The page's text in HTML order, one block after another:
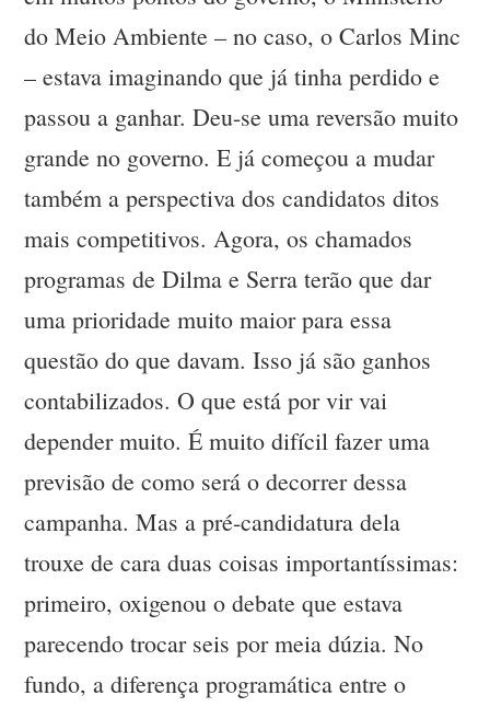
do Meio Ambiente – no caso, o Carlos Minc
– estava imaginando que já tinha perdido e
passou a ganhar. Deu-se uma reversão muito
grande no governo. E já começou a mudar
também a perspectiva dos candidatos ditos
mais competitivos. Agora, os chamados
programas de Dilma e Serra terão que dar
uma prioridade muito maior para essa
questão do que davam. Isso já são ganhos
contabilizados. O que está por vir vai
depender muito. É muito difícil fazer uma
previsão de como será o decorrer dessa
campanha. Mas a pré-candidatura dela
trouxe de cara duas coisas importantíssimas:
primeiro, oxigenou o debate que estava
parecendo trocar seis por meia dúzia. No
fundo, a diferença programática entre o